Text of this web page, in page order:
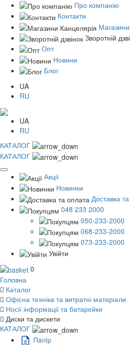
Про компанію
Контакти
Зворотній
Опт
Новини
Блог
UA
RU
UA
RU
КАТАЛОГ
КАТАЛОГ
Акції
Новинки
Доставка
048 233 2000
050-233-2000
068-233-2000
073-233-2000
Увійти
0
Головна
Каталог
Офісна техніка та витратні матеріали
Носії інформації та батарейки
Диски та дискети
КАТАЛОГ
Пaпiр